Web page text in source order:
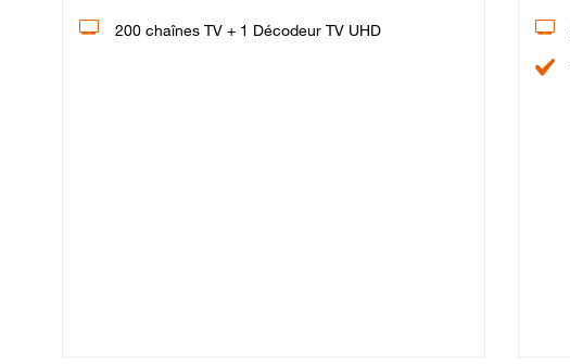
200 chaînes TV + 1 Décodeur TV UHD